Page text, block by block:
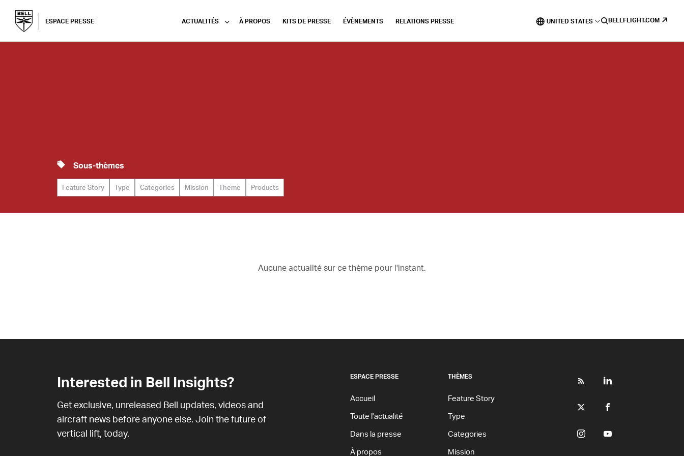
ESPACE PRESSE ACTUALITÉS À PROPOS KITS DE PRESSE ÉVÈNEMENTS RELATIONS PRESSE UNITED STATES BELLFLIGHT.COM
Sous-thèmes
Feature Story Type Categories Mission Theme Products
Aucune actualité sur ce thème pour l'instant.
Interested in Bell Insights?
Get exclusive, unreleased Bell updates, videos and
aircraft news before anyone else. Join the future of
vertical lift, today.
ESPACE PRESSE
Accueil
Toute l'actualité
Dans la presse
À propos
THÈMES
Feature Story
Type
Categories
Mission